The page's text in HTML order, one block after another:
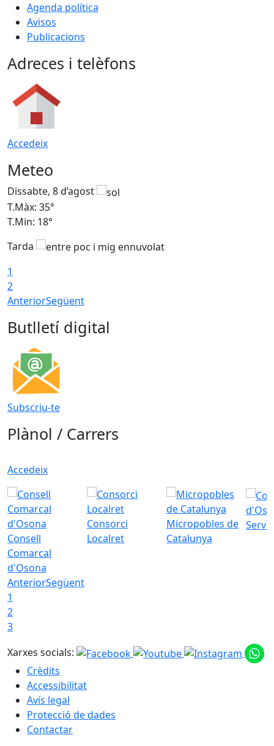
Agenda política
Avisos
Publicacions
Adreces i telèfons
Accedeix
Meteo
Dissabte, 8 d’agost
T.Màx: 35°
T.Min: 18°
Tarda
1
2
AnteriorSegüent
Butlletí digital
Subscriu-te
Plànol / Carrers
Accedeix
Consell
Comarcal
d'Osona
Consorci
Localret
Micropobles de
Catalunya
AnteriorSegüent
1
2
3
Xarxes socials:
Crèdits
Accessibilitat
Avís legal
Protecció de dades
Contactar